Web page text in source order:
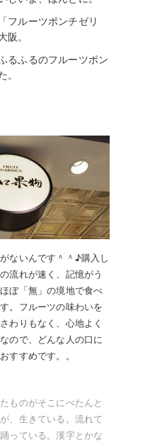
フルーツポンチゼリ
阪。
るふるのフルーツポン
。
ないんです＾＾♪購入し
流れが速く、記憶がう
ぼ「無」の境地で食べ
。フルーツの味わいを
わりもなく、心地よく
ので、どんな人の口に
すすめです。。
ものがそこにぺたんと
、生きている。流れて
っている。漢字とかな